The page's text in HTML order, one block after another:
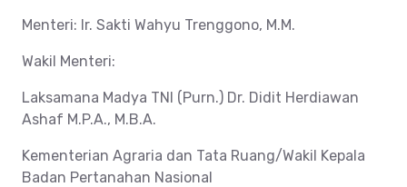
Menteri: Ir. Sakti Wahyu Trenggono, M.M.
Wakil Menteri:
Laksamana Madya TNI (Purn.) Dr. Didit Herdiawan
Ashaf M.P.A., M.B.A.
Kementerian Agraria dan Tata Ruang/Wakil Kepala
Badan Pertanahan Nasional